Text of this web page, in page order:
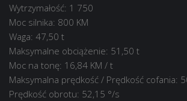
Wytrzymałość: 1 750
Moc silnika: 800 KM
Waga: 47,50 t
Maksymalne obciążenie: 51,50 t
Moc na tonę: 16,84 KM / t
Maksymalna prędkość / Prędkość cofania:
Prędkość obrotu: 52,15 °/s